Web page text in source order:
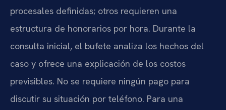
procesales definidas; otros requieren una
estructura de honorarios por hora. Durante la
consulta inicial, el bufete analiza los hechos del
caso y ofrece una explicación de los costos
previsibles. No se requiere ningún pago para
discutir su situación por teléfono. Para una